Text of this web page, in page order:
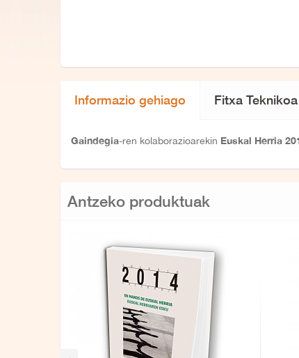
Informazio gehiago Fitxa Teknikoa
Gaindegia-ren kolaborazioarekin Euskal Herria
Antzeko produktuak